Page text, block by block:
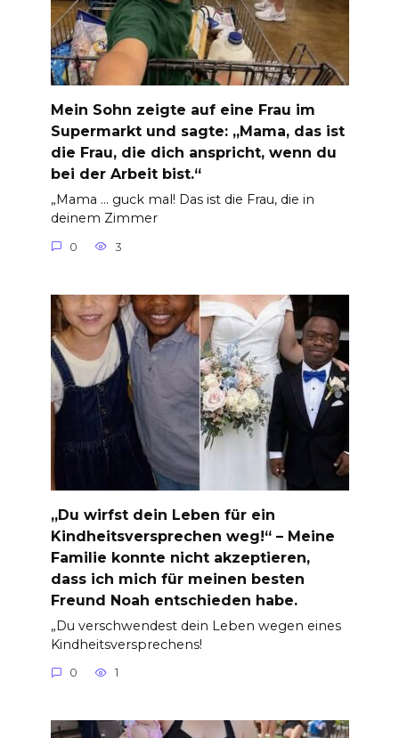
Mein Sohn zeigte auf eine Frau im
Supermarkt und sagte: „Mama, das ist
die Frau, die dich anspricht, wenn du
bei der Arbeit bist.“
„Mama … guck mal! Das ist die Frau, die in
deinem Zimmer
0 3
„Du wirfst dein Leben für ein
Kindheitsversprechen weg!“ – Meine
Familie konnte nicht akzeptieren,
dass ich mich für meinen besten
Freund Noah entschieden habe.
„Du verschwendest dein Leben wegen eines
Kindheitsversprechens!
0 1